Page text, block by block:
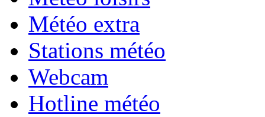
Météo extra
Stations météo
Webcam
Hotline météo